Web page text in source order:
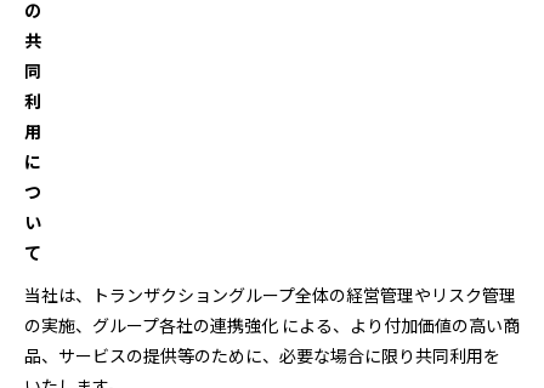
の
共
同
利
用
に
つ
い
て
当社は、トランザクショングループ全体の経営管理やリスク管理
の実施、グループ各社の連携強化 による、より付加価値の高い商
品、サービスの提供等のために、必要な場合に限り共同利用を